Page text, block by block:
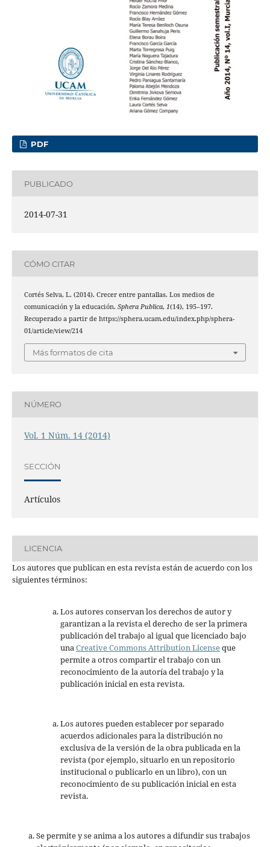
PDF
PUBLICADO
2014-07-31
CÓMO CITAR
Cortés Selva, L. (2014). Crecer entre pantallas. Los medios de
comunicación y la educación. Sphera Publica, 1(14), 195–197.
Recuperado a partir de https://sphera.ucam.edu/index.php/sphera-
01/article/view/214
Más formatos de cita
NÚMERO
Vol. 1 Núm. 14 (2014)
SECCIÓN
Artículos
LICENCIA
Los autores que publican en esta revista están de acuerdo con los
siguientes términos:
Los autores conservan los derechos de autor y
garantizan a la revista el derecho de ser la primera
publicación del trabajo al igual que licenciado bajo
unaCreative Commons Attribution Licenseque
permite a otros compartir el trabajo con un
reconocimiento de la autoría del trabajo y la
publicación inicial en esta revista.
Los autores pueden establecer por separado
acuerdos adicionales para la distribución no
exclusiva de la versión de la obra publicada en la
revista (por ejemplo, situarlo en un repositorio
institucional o publicarlo en un libro), con un
reconocimiento de su publicación inicial en esta
revista.
Se permite y se anima a los autores a difundir sus trabajos